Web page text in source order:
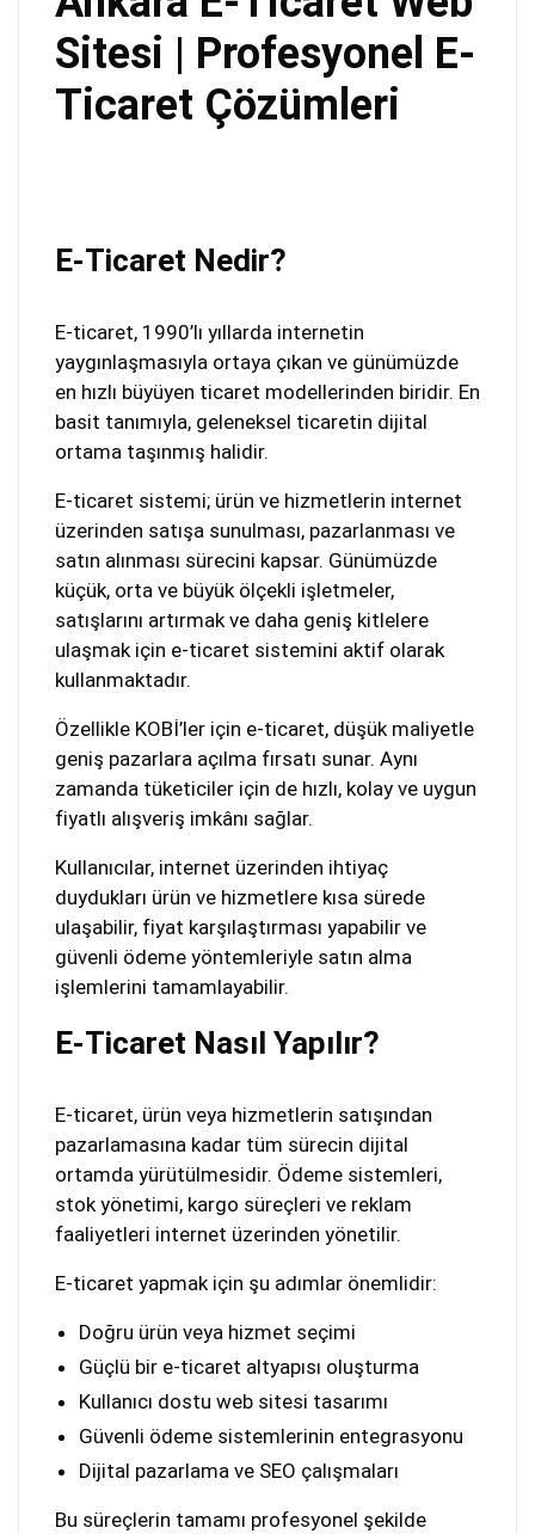
Sitesi | Profesyonel E-
Ticaret Çözümleri
E-Ticaret Nedir?
E-ticaret, 1990’lı yıllarda internetin
yaygınlaşmasıyla ortaya çıkan ve günümüzde
en hızlı büyüyen ticaret modellerinden biridir. En
basit tanımıyla, geleneksel ticaretin dijital
ortama taşınmış halidir.
E-ticaret sistemi; ürün ve hizmetlerin internet
üzerinden satışa sunulması, pazarlanması ve
satın alınması sürecini kapsar. Günümüzde
küçük, orta ve büyük ölçekli işletmeler,
satışlarını artırmak ve daha geniş kitlelere
ulaşmak için e-ticaret sistemini aktif olarak
kullanmaktadır.
Özellikle KOBİ’ler için e-ticaret, düşük maliyetle
geniş pazarlara açılma fırsatı sunar. Aynı
zamanda tüketiciler için de hızlı, kolay ve uygun
fiyatlı alışveriş imkânı sağlar.
Kullanıcılar, internet üzerinden ihtiyaç
duydukları ürün ve hizmetlere kısa sürede
ulaşabilir, fiyat karşılaştırması yapabilir ve
güvenli ödeme yöntemleriyle satın alma
işlemlerini tamamlayabilir.
E-Ticaret Nasıl Yapılır?
E-ticaret, ürün veya hizmetlerin satışından
pazarlamasına kadar tüm sürecin dijital
ortamda yürütülmesidir. Ödeme sistemleri,
stok yönetimi, kargo süreçleri ve reklam
faaliyetleri internet üzerinden yönetilir.
E-ticaret yapmak için şu adımlar önemlidir:
Doğru ürün veya hizmet seçimi
Güçlü bir e-ticaret altyapısı oluşturma
Kullanıcı dostu web sitesi tasarımı
Güvenli ödeme sistemlerinin entegrasyonu
Dijital pazarlama ve SEO çalışmaları
Bu süreçlerin tamamı profesyonel şekilde